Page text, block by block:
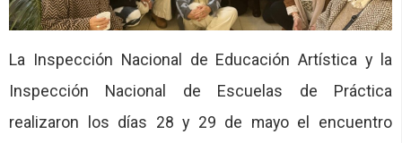
CFP
Noticias
La Inspección Nacional de Educación Artística y la
Inspección Nacional de Escuelas de Práctica
realizaron los días 28 y 29 de mayo el encuentro